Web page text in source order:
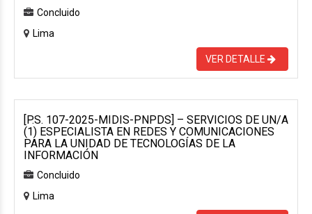
Concluido
Lima
VER DETALLE
[P.S. 107-2025-MIDIS-PNPDS] – SERVICIOS DE UN/A
(1) ESPECIALISTA EN REDES Y COMUNICACIONES
PARA LA UNIDAD DE TECNOLOGÍAS DE LA
INFORMACIÓN
Concluido
Lima